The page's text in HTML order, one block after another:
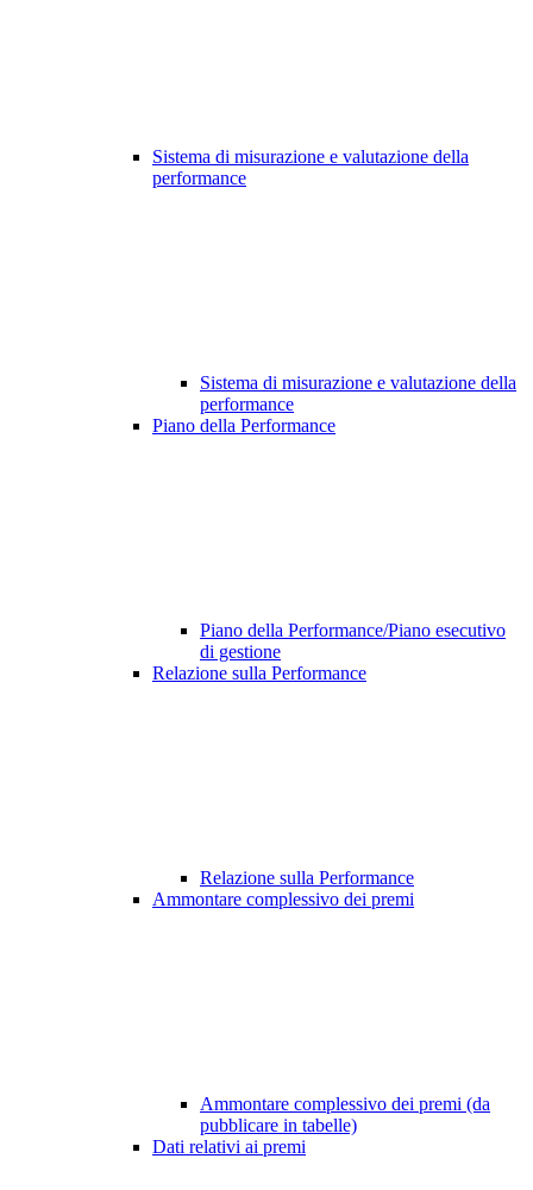
Sistema di misurazione e valutazione della
performance
Sistema di misurazione e valutazione della
performance
Piano della Performance
Piano della Performance/Piano esecutivo
di gestione
Relazione sulla Performance
Relazione sulla Performance
Ammontare complessivo dei premi
Ammontare complessivo dei premi (da
pubblicare in tabelle)
Dati relativi ai premi